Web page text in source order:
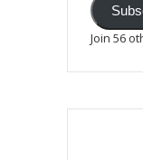
Join 56